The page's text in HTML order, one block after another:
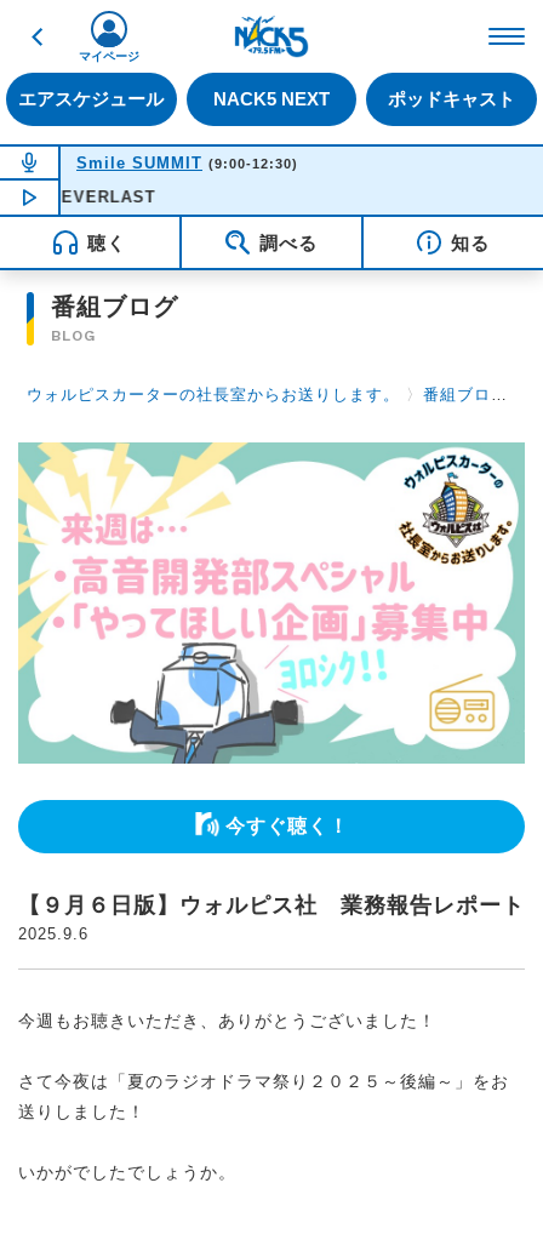
戻る
エアスケジュール NACK5 NEXT ポッドキャスト
マイページ
NOW ON AIR
Smile SUMMIT (9:00-12:30)
NOW PLAYING
聴く 調べる 知る
番組ブログ
BLOG
ウォルピスカーターの社長室からお送りします。 〉番組ブログ
今すぐ聴く！
【９月６日版】ウォルピス社 業務報告レポート
2025.9.6
今週もお聴きいただき、ありがとうございました！
さて今夜は「夏のラジオドラマ祭り２０２５～後編～」をお
送りしました！
いかがでしたでしょうか。